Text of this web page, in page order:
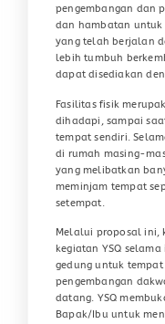
pengembangan dan
dan hambatan untuk
yang telah berjalan
lebih tumbuh
dapat disediakan
Fasilitas fisik
dihadapi, sampai
tempat sendiri.
di rumah masing-
yang melibatkan
meminjam tempat
setempat.
Melalui proposal ini,
kegiatan YSQ
gedung untuk
pengembangan
datang. YSQ
Bapak/Ibu untuk